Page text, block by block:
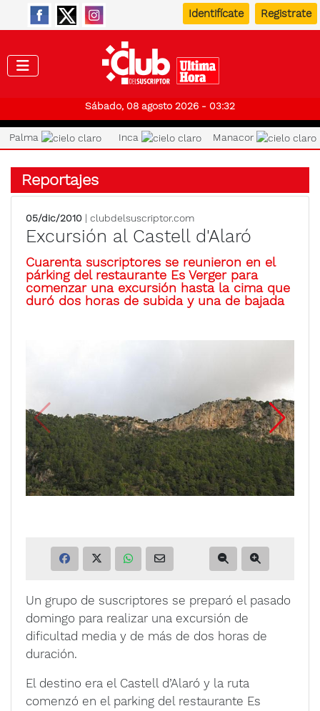
Identifícate Registrate
Sábado, 08 agosto 2026 - 03:32
Palma Inca Manacor
Reportajes
05/dic/2010 | clubdelsuscriptor.com
Excursión al Castell d'Alaró
Cuarenta suscriptores se reunieron en el
párking del restaurante Es Verger para
comenzar una excursión hasta la cima que
duró dos horas de subida y una de bajada
Un grupo de suscriptores se preparó el pasado
domingo para realizar una excursión de
dificultad media y de más de dos horas de
duración.
El destino era el Castell d’Alaró y la ruta
comenzó en el parking del restaurante Es